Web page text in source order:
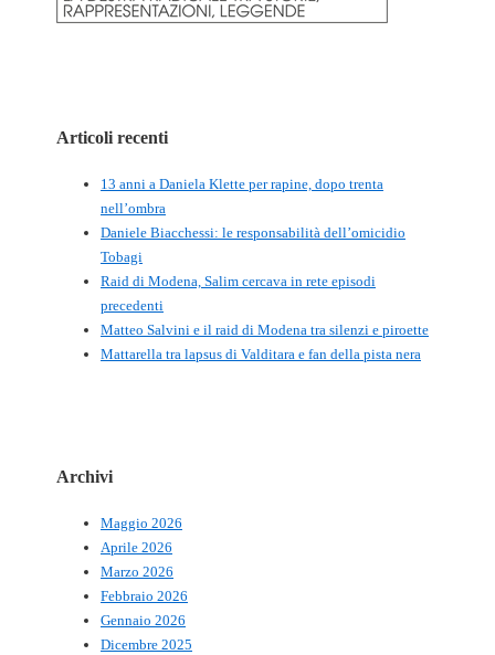
Articoli recenti
13 anni a Daniela Klette per rapine, dopo trenta
nell’ombra
Daniele Biacchessi: le responsabilità dell’omicidio
Tobagi
Raid di Modena, Salim cercava in rete episodi
precedenti
Matteo Salvini e il raid di Modena tra silenzi e piroette
Mattarella tra lapsus di Valditara e fan della pista nera
Archivi
Maggio 2026
Aprile 2026
Marzo 2026
Febbraio 2026
Gennaio 2026
Dicembre 2025